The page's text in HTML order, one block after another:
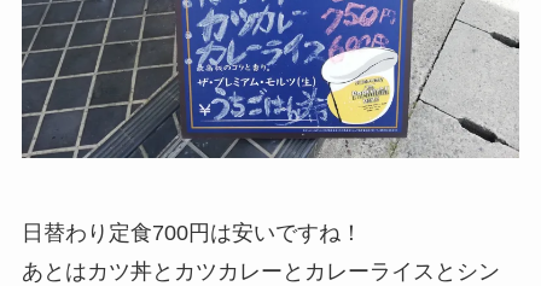
日替わり定食700円は安いですね！
あとはカツ丼とカツカレーとカレーライスとシン